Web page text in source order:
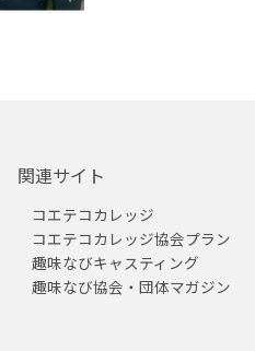
関連サイト
コエテコカレッジ
コエテコカレッジ協会プラン
趣味なびキャスティング
趣味なび協会・団体マガジン